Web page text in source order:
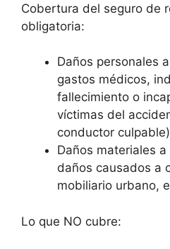
Cobertura del seguro de
obligatoria:
Daños personales
gastos médicos,
fallecimiento o
víctimas del
conductor
Daños materiales
daños causados a
mobiliario urbano,
Lo que NO cubre: